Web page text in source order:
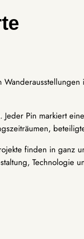
Pin markiert
finden in ganz
Technologie